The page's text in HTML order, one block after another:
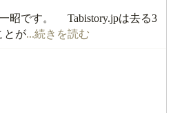
昭です。 Tabistory.jpは去る3
とが...続きを読む